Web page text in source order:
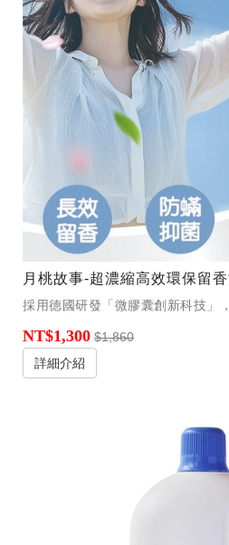
月桃故事-超濃縮高效環保留
NT$1,300 $1,860
詳細介紹